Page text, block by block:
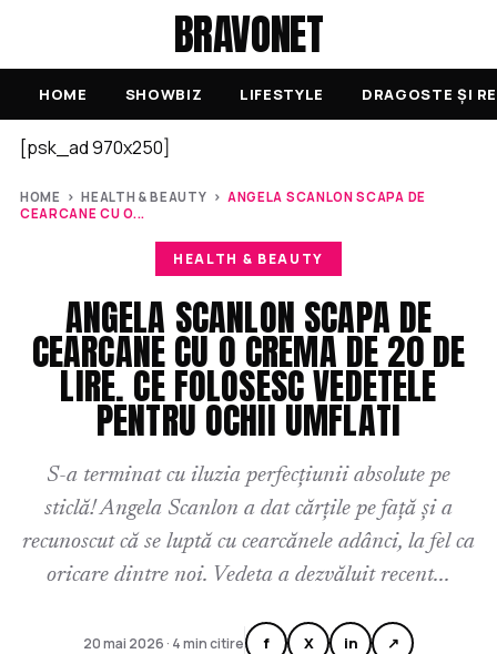
BRAVONET
HOME SHOWBIZ LIFESTYLE DRAGOSTE ȘI
[psk_ad 970x250]
HOME ›HEALTH & BEAUTY ›ANGELA SCANLON SCAPA DE
CEARCANE CU O...
HEALTH & BEAUTY
ANGELA SCANLON SCAPA DE
CEARCANE CU O CREMA DE 20 DE
LIRE. CE FOLOSESC VEDETELE
PENTRU OCHII UMFLATI
S-a terminat cu iluzia perfecțiunii absolute pe
sticlă! Angela Scanlon a dat cărțile pe față și a
recunoscut că se luptă cu cearcănele adânci, la fel ca
oricare dintre noi. Vedeta a dezvăluit recent...
20 mai 2026 · 4 min citire f X in ↗